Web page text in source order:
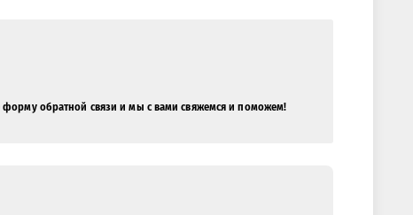
форму обратной связи и мы с вами свяжемся и поможем!